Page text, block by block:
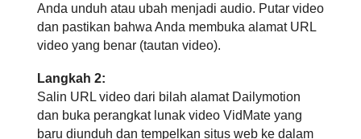
Anda unduh atau ubah menjadi audio. Putar video
dan pastikan bahwa Anda membuka alamat URL
video yang benar (tautan video).
Langkah 2:
Salin URL video dari bilah alamat Dailymotion
dan buka perangkat lunak video VidMate yang
baru diunduh dan tempelkan situs web ke dalam